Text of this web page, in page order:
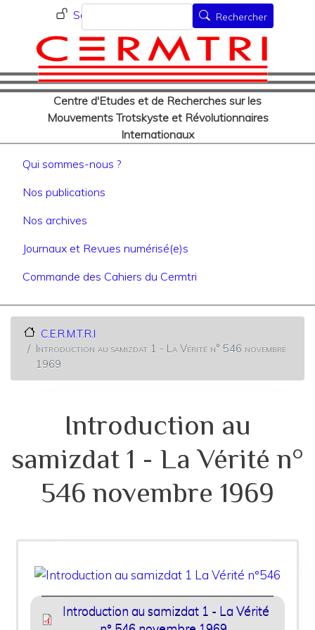
au
contenu
principal
Menu du compte de
Se connecter
Centre d'Etudes et de Recherches sur les
Mouvements Trotskyste et Révolutionnaires
Internationaux
Rechercher Rechercher
Navigation principale
Qui sommes-nous ?
Nos publications
Nos archives
Journaux et Revues numérisé(e)s
Commande des Cahiers du Cermtri
C.E.R.M.T.R.I
Introduction au samizdat 1 - La Vérité n° 546 novembre
1969
Introduction au
samizdat 1 - La Vérité n°
546 novembre 1969
Introduction au samizdat 1 - La Vérité